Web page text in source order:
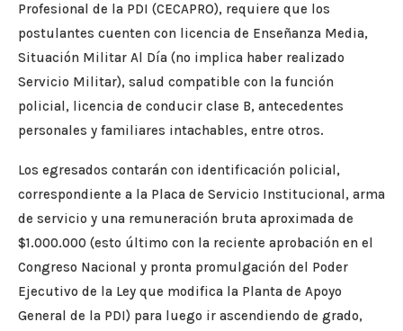
Profesional de la PDI (CECAPRO), requiere que los
postulantes cuenten con licencia de Enseñanza Media,
Situación Militar Al Día (no implica haber realizado
Servicio Militar), salud compatible con la función
policial, licencia de conducir clase B, antecedentes
personales y familiares intachables, entre otros.
Los egresados contarán con identificación policial,
correspondiente a la Placa de Servicio Institucional, arma
de servicio y una remuneración bruta aproximada de
$1.000.000 (esto último con la reciente aprobación en el
Congreso Nacional y pronta promulgación del Poder
Ejecutivo de la Ley que modifica la Planta de Apoyo
General de la PDI) para luego ir ascendiendo de grado,